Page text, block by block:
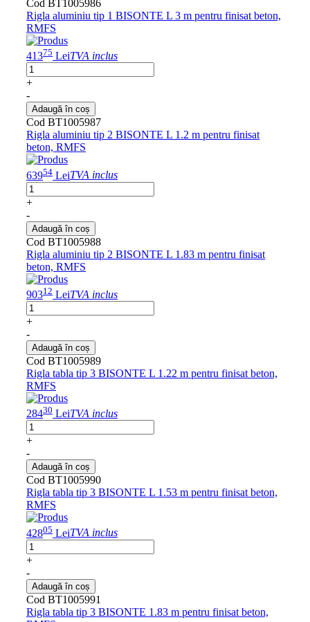
Cod BT1005986
Rigla aluminiu tip 1 BISONTE L 3 m pentru finisat beton,
RMFS
41375 LeiTVA inclus
+
-
Adaugă în coș
Cod BT1005987
Rigla aluminiu tip 2 BISONTE L 1.2 m pentru finisat
beton, RMFS
63954 LeiTVA inclus
+
-
Adaugă în coș
Cod BT1005988
Rigla aluminiu tip 2 BISONTE L 1.83 m pentru finisat
beton, RMFS
90312 LeiTVA inclus
+
-
Adaugă în coș
Cod BT1005989
Rigla tabla tip 3 BISONTE L 1.22 m pentru finisat beton,
RMFS
28430 LeiTVA inclus
+
-
Adaugă în coș
Cod BT1005990
Rigla tabla tip 3 BISONTE L 1.53 m pentru finisat beton,
RMFS
42805 LeiTVA inclus
+
-
Adaugă în coș
Cod BT1005991
Rigla tabla tip 3 BISONTE 1.83 m pentru finisat beton,